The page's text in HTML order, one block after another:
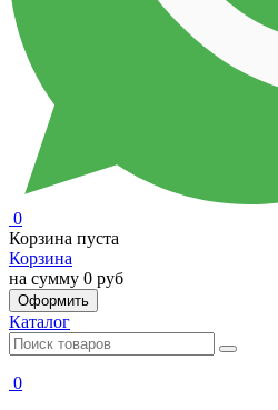
0
Корзина пуста
Корзина
на сумму 0 руб
Оформить
Каталог
0